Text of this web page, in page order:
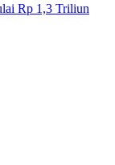
Rp 1,3 Triliun